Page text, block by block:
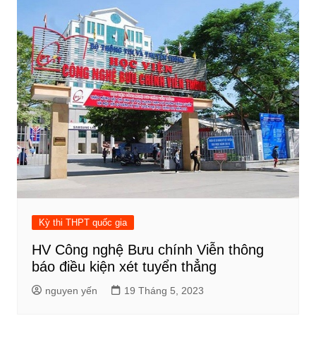
Kỳ thi THPT quốc gia
HV Công nghệ Bưu chính Viễn thông
báo điều kiện xét tuyển thẳng
nguyen yến 19 Tháng 5, 2023